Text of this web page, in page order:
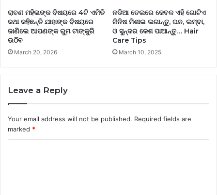
ରାବଣ ମହିଳାଙ୍କ ବିଷୟରେ 4ଟି ଏମିତି
କଥା କହିଛନ୍ତି ଯାହାଙ୍କ ବିଷୟରେ
ଜାଣିଲେ ଆପଣଙ୍କ ରୁମ ଟାଙ୍କୁରି
ଉଠିବ
March 20, 2026
ନଡିଆ ତେଲରେ କେବଳ ଏହି ଗୋଟିଏ
ଜିନିଷ ମିଶାଇ ଲଗାନ୍ତୁ, ଘନ, ଲମ୍ବା,
ଓ ସୁନ୍ଦର କେଶ ପାଆନ୍ତୁ… Hair
Care Tips
March 10, 2025
Leave a Reply
Your email address will not be published. Required fields are
marked *